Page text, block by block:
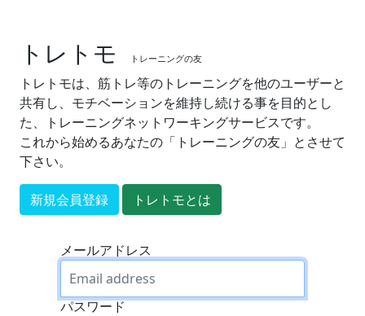
トレトモ トレーニングの友
トレトモは、筋トレ等のトレーニングを他のユーザーと
共有し、モチベーションを維持し続ける事を目的とし
た、トレーニングネットワーキングサービスです。
これから始めるあなたの「トレーニングの友」とさせて
下さい。
新規会員登録 トレトモとは
メールアドレス
パスワード